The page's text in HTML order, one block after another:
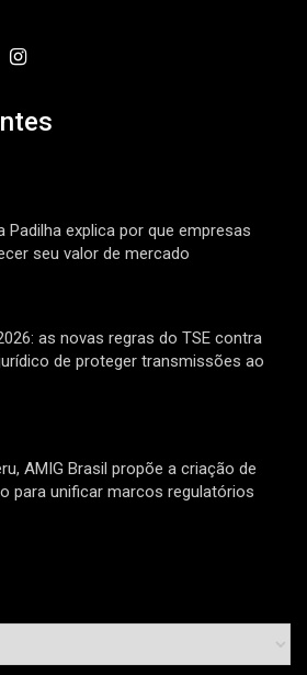
Padilha explica por que empresas
seu valor de mercado
as novas regras do TSE contra
de proteger transmissões ao
AMIG Brasil propõe a criação de
para unificar marcos regulatórios